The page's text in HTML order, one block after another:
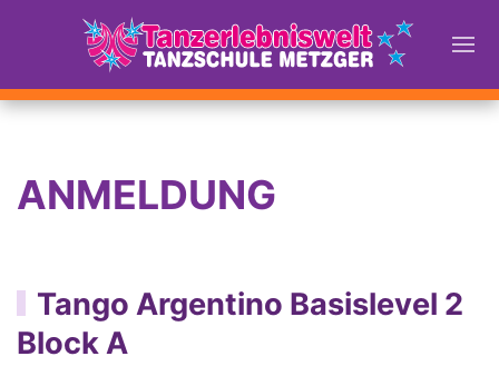
ANMELDUNG
Tango Argentino Basislevel 2
Block A